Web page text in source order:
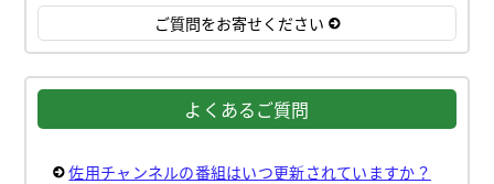
ご質問をお寄せください
よくあるご質問
佐用チャンネルの番組はいつ更新されていますか？